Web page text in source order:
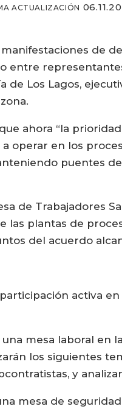
ACTUALIZACIÓN
de
entre
de Los Lagos,
ahora “la
operar en los
puentes
de Trabajadores
las plantas de
del acuerdo
activa
mesa laboral en
los siguientes
y
mesa de